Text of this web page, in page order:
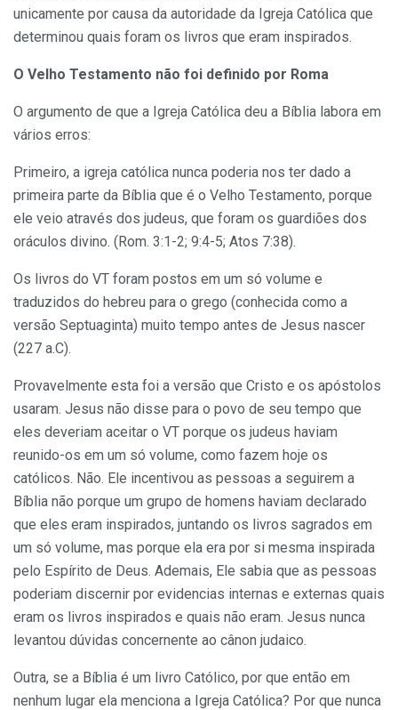
unicamente por causa da autoridade da Igreja Católica que
determinou quais foram os livros que eram inspirados.
O Velho Testamento não foi definido por Roma
O argumento de que a Igreja Católica deu a Bíblia labora em
vários erros:
Primeiro, a igreja católica nunca poderia nos ter dado a
primeira parte da Bíblia que é o Velho Testamento, porque
ele veio através dos judeus, que foram os guardiões dos
oráculos divino. (Rom. 3:1-2; 9:4-5; Atos 7:38).
Os livros do VT foram postos em um só volume e
traduzidos do hebreu para o grego (conhecida como a
versão Septuaginta) muito tempo antes de Jesus nascer
(227 a.C).
Provavelmente esta foi a versão que Cristo e os apóstolos
usaram. Jesus não disse para o povo de seu tempo que
eles deveriam aceitar o VT porque os judeus haviam
reunido-os em um só volume, como fazem hoje os
católicos. Não. Ele incentivou as pessoas a seguirem a
Bíblia não porque um grupo de homens haviam declarado
que eles eram inspirados, juntando os livros sagrados em
um só volume, mas porque ela era por si mesma inspirada
pelo Espírito de Deus. Ademais, Ele sabia que as pessoas
poderiam discernir por evidencias internas e externas quais
eram os livros inspirados e quais não eram. Jesus nunca
levantou dúvidas concernente ao cânon judaico.
Outra, se a Bíblia é um livro Católico, por que então em
nenhum lugar ela menciona a Igreja Católica? Por que nunca